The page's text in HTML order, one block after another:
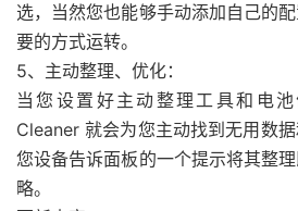
选，当然您也能够手动添加自己的
要的方式运转。
5、主动整理、优化：
当您设置好主动整理工具和电
Cleaner 就会为您主动找到无用数
您设备告诉面板的一个提示将其整
略。